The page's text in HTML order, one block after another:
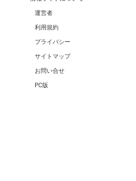
運営者
利用規約
プライバシー
サイトマップ
お問い合せ
PC版